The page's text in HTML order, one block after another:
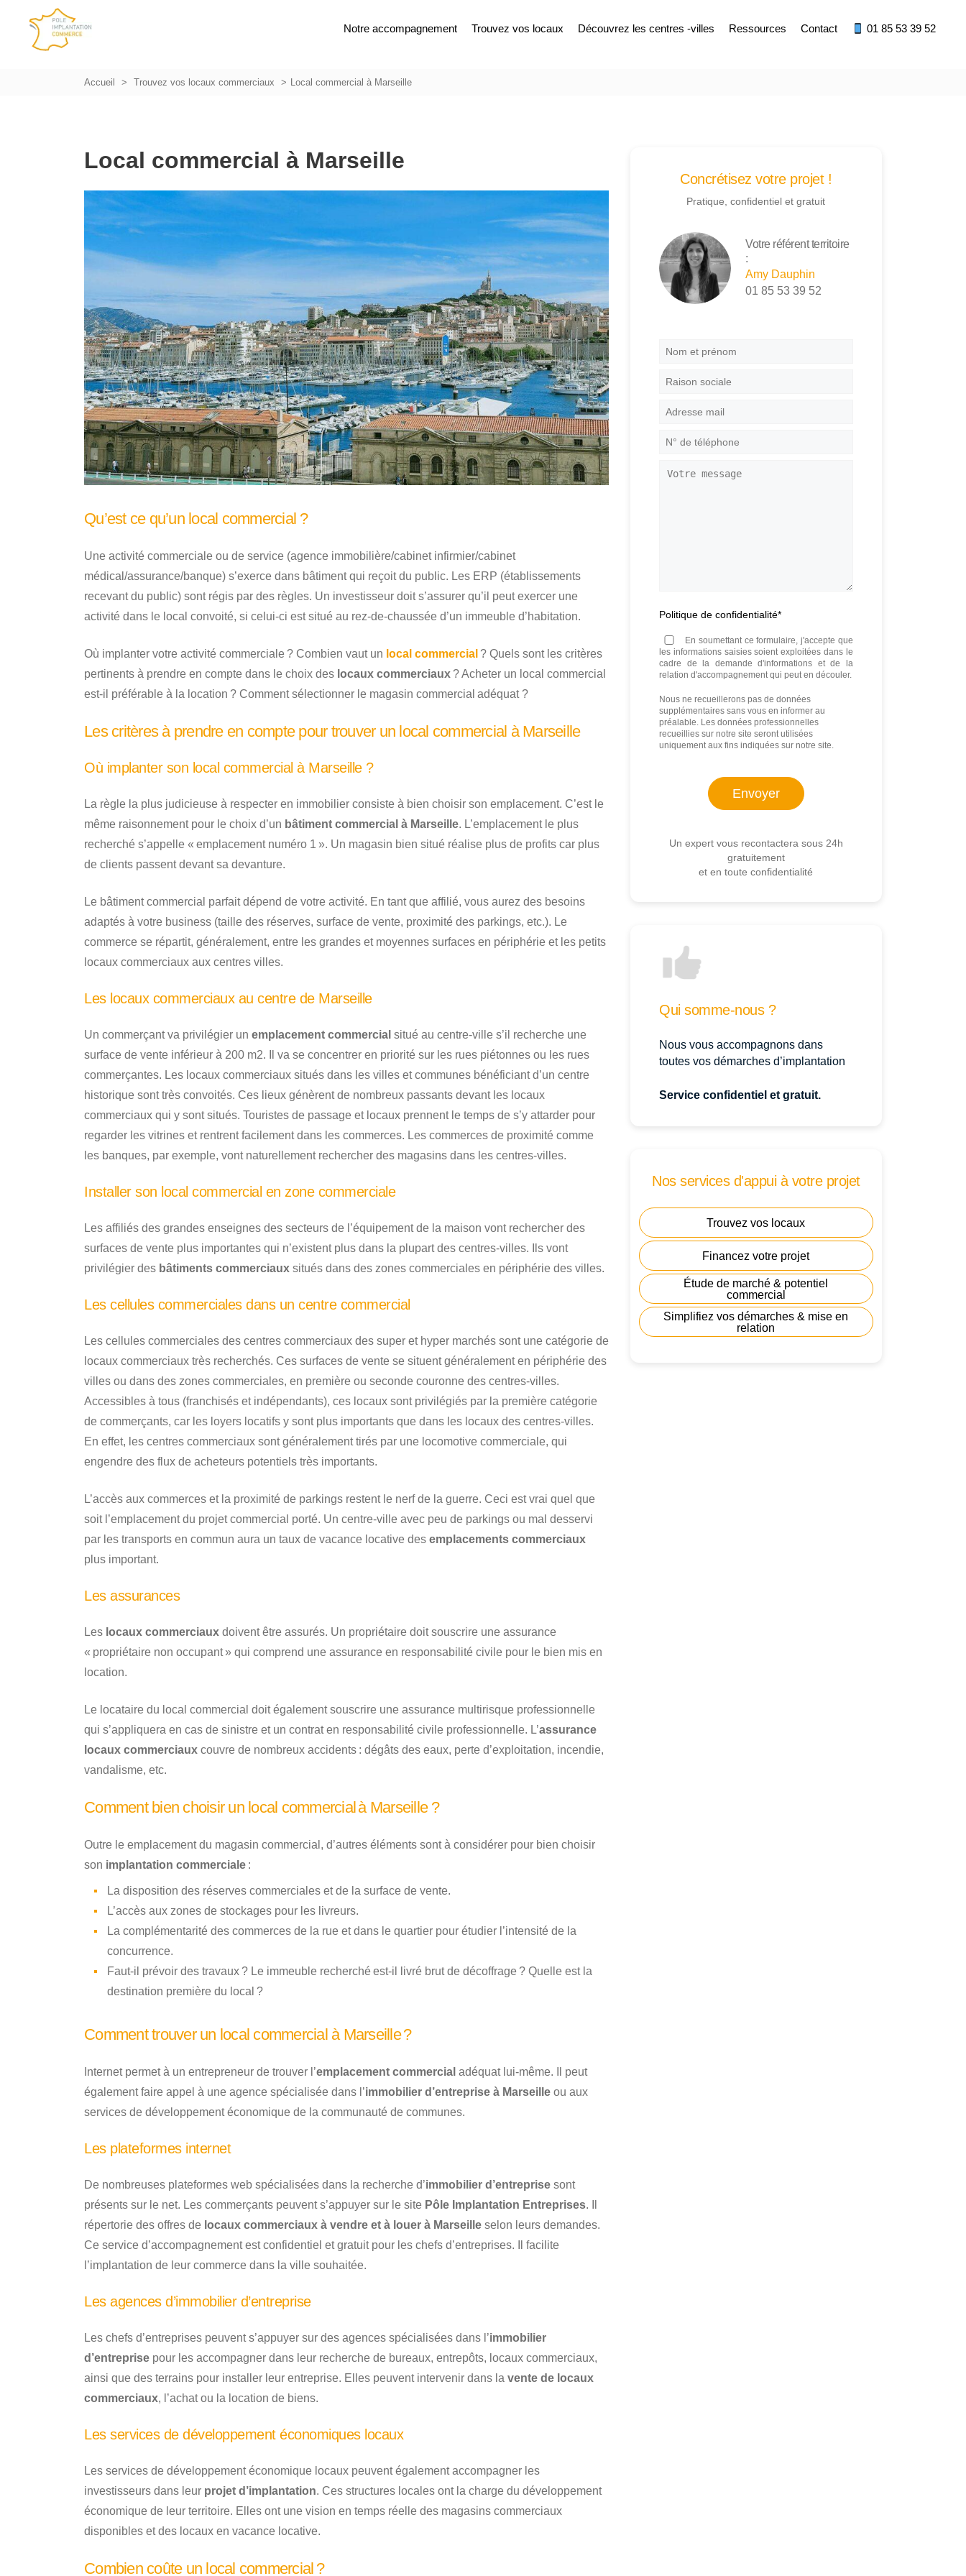
Notre accompagnement Trouvez vos locaux Découvrez les centres -villes Ressources Contact 01 85 53 39 52
Accueil Trouvez vos locaux commerciaux Local commercial à Marseille
Local commercial à Marseille
Qu’est ce qu’un local commercial ?
Une activité commerciale ou de service (agence immobilière/cabinet infirmier/cabinet
médical/assurance/banque) s’exerce dans bâtiment qui reçoit du public. Les ERP (établissements
recevant du public) sont régis par des règles. Un investisseur doit s’assurer qu’il peut exercer une
activité dans le local convoité, si celui-ci est situé au rez-de-chaussée d’un immeuble d’habitation.
Où implanter votre activité commerciale ? Combien vaut un local commercial ? Quels sont les critères
pertinents à prendre en compte dans le choix des locaux commerciaux ? Acheter un local commercial
est-il préférable à la location ? Comment sélectionner le magasin commercial adéquat ?
Les critères à prendre en compte pour trouver un local commercial à Marseille
Où implanter son local commercial à Marseille ?
La règle la plus judicieuse à respecter en immobilier consiste à bien choisir son emplacement. C’est le
même raisonnement pour le choix d’un bâtiment commercial à Marseille. L’emplacement le plus
recherché s’appelle « emplacement numéro 1 ». Un magasin bien situé réalise plus de profits car plus
de clients passent devant sa devanture.
Le bâtiment commercial parfait dépend de votre activité. En tant que affilié, vous aurez des besoins
adaptés à votre business (taille des réserves, surface de vente, proximité des parkings, etc.). Le
commerce se répartit, généralement, entre les grandes et moyennes surfaces en périphérie et les petits
locaux commerciaux aux centres villes.
Les locaux commerciaux au centre de Marseille
Un commerçant va privilégier un emplacement commercial situé au centre-ville s’il recherche une
surface de vente inférieur à 200 m2. Il va se concentrer en priorité sur les rues piétonnes ou les rues
commerçantes. Les locaux commerciaux situés dans les villes et communes bénéficiant d’un centre
historique sont très convoités. Ces lieux génèrent de nombreux passants devant les locaux
commerciaux qui y sont situés. Touristes de passage et locaux prennent le temps de s’y attarder pour
regarder les vitrines et rentrent facilement dans les commerces. Les commerces de proximité comme
les banques, par exemple, vont naturellement rechercher des magasins dans les centres-villes.
Installer son local commercial en zone commerciale
Les affiliés des grandes enseignes des secteurs de l’équipement de la maison vont rechercher des
surfaces de vente plus importantes qui n’existent plus dans la plupart des centres-villes. Ils vont
privilégier des bâtiments commerciaux situés dans des zones commerciales en périphérie des villes.
Les cellules commerciales dans un centre commercial
Les cellules commerciales des centres commerciaux des super et hyper marchés sont une catégorie de
locaux commerciaux très recherchés. Ces surfaces de vente se situent généralement en périphérie des
villes ou dans des zones commerciales, en première ou seconde couronne des centres-villes.
Accessibles à tous (franchisés et indépendants), ces locaux sont privilégiés par la première catégorie
de commerçants, car les loyers locatifs y sont plus importants que dans les locaux des centres-villes.
En effet, les centres commerciaux sont généralement tirés par une locomotive commerciale, qui
engendre des flux de acheteurs potentiels très importants.
L’accès aux commerces et la proximité de parkings restent le nerf de la guerre. Ceci est vrai quel que
soit l’emplacement du projet commercial porté. Un centre-ville avec peu de parkings ou mal desservi
par les transports en commun aura un taux de vacance locative des emplacements commerciaux
plus important.
Les assurances
Les locaux commerciaux doivent être assurés. Un propriétaire doit souscrire une assurance
« propriétaire non occupant » qui comprend une assurance en responsabilité civile pour le bien mis en
location.
Le locataire du local commercial doit également souscrire une assurance multirisque professionnelle
qui s’appliquera en cas de sinistre et un contrat en responsabilité civile professionnelle. L’assurance
locaux commerciaux couvre de nombreux accidents : dégâts des eaux, perte d’exploitation, incendie,
vandalisme, etc.
Comment bien choisir un local commercial à Marseille ?
Outre le emplacement du magasin commercial, d’autres éléments sont à considérer pour bien choisir
son implantation commerciale :
La disposition des réserves commerciales et de la surface de vente.
L’accès aux zones de stockages pour les livreurs.
La complémentarité des commerces de la rue et dans le quartier pour étudier l’intensité de la
concurrence.
Faut-il prévoir des travaux ? Le immeuble recherché est-il livré brut de décoffrage ? Quelle est la
destination première du local ?
Comment trouver un local commercial à Marseille ?
Internet permet à un entrepreneur de trouver l’emplacement commercial adéquat lui-même. Il peut
également faire appel à une agence spécialisée dans l’immobilier d’entreprise à Marseille ou aux
services de développement économique de la communauté de communes.
Les plateformes internet
De nombreuses plateformes web spécialisées dans la recherche d’immobilier d’entreprise sont
présents sur le net. Les commerçants peuvent s’appuyer sur le site Pôle Implantation Entreprises. Il
répertorie des offres de locaux commerciaux à vendre et à louer à Marseille selon leurs demandes.
Ce service d’accompagnement est confidentiel et gratuit pour les chefs d’entreprises. Il facilite
l’implantation de leur commerce dans la ville souhaitée.
Les agences d’immobilier d’entreprise
Les chefs d’entreprises peuvent s’appuyer sur des agences spécialisées dans l’immobilier
d’entreprise pour les accompagner dans leur recherche de bureaux, entrepôts, locaux commerciaux,
ainsi que des terrains pour installer leur entreprise. Elles peuvent intervenir dans la vente de locaux
commerciaux, l’achat ou la location de biens.
Les services de développement économiques locaux
Les services de développement économique locaux peuvent également accompagner les
investisseurs dans leur projet d’implantation. Ces structures locales ont la charge du développement
économique de leur territoire. Elles ont une vision en temps réelle des magasins commerciaux
disponibles et des locaux en vacance locative.
Combien coûte un local commercial ?
Concrétisez votre projet !
Pratique, confidentiel et gratuit
Votre référent territoire
:
Amy Dauphin
01 85 53 39 52
Nom
prénom*
Raison
Adresse
N°
téléphone*
Votre
Politique de confidentialité*
En soumettant ce formulaire, j'accepte que
les informations saisies soient exploitées dans le
cadre de la demande d'informations et de la
relation d'accompagnement qui peut en découler.
Nous ne recueillerons pas de données
supplémentaires sans vous en informer au
préalable. Les données professionnelles
recueillies sur notre site seront utilisées
uniquement aux fins indiquées sur notre site.
Un expert vous recontactera sous 24h
gratuitement
et en toute confidentialité
Qui somme-nous ?
Nous vous accompagnons dans
toutes vos démarches d’implantation
Service confidentiel et gratuit.
Nos services d'appui à votre projet
Trouvez vos locaux
Financez votre projet
Étude de marché & potentiel
commercial
Simplifiez vos démarches & mise en
relation